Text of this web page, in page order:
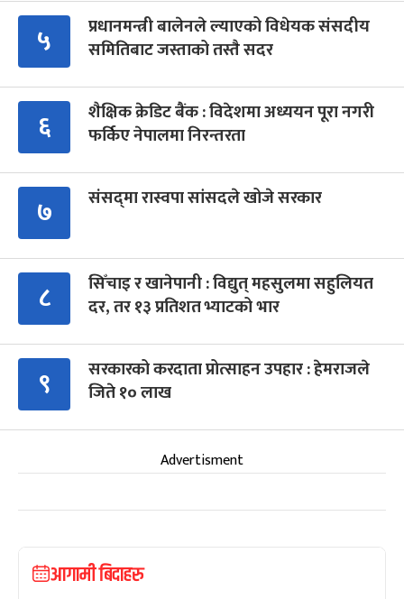
५
प्रधानमन्त्री बालेनले ल्याएको विधेयक संसदीय
समितिबाट जस्ताको तस्तै सदर
६
शैक्षिक क्रेडिट बैंक : विदेशमा अध्ययन पूरा नगरी
फर्किए नेपालमा निरन्तरता
७ संसद्‍मा रास्वपा सांसदले खोजे सरकार
८
सिँचाइ र खानेपानी : विद्युत् महसुलमा सहुलियत
दर, तर १३ प्रतिशत भ्याटको भार
९
सरकारको करदाता प्रोत्साहन उपहार : हेमराजले
जिते १० लाख
Advertisment
आगामी बिदाहरु